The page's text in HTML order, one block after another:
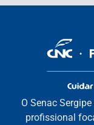
O Senac
profissional